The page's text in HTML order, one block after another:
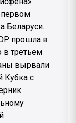
Беларуси.
прошла в
в третьем
вырвали
Кубка с